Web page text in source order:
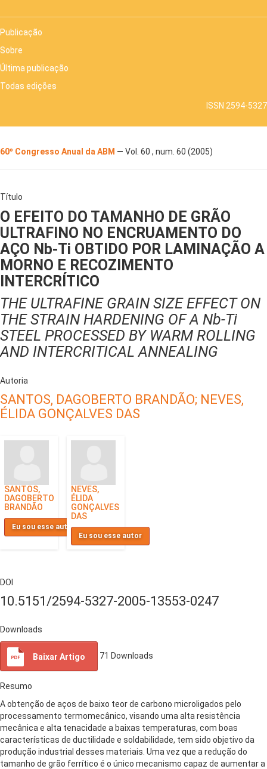
Publicação
Sobre
Última publicação
Todas edições
ISSN 2594-5327
60º Congresso Anual da ABM — Vol. 60 , num. 60 (2005)
Título
O EFEITO DO TAMANHO DE GRÃO
ULTRAFINO NO ENCRUAMENTO DO
AÇO Nb-Ti OBTIDO POR LAMINAÇÃO A
MORNO E RECOZIMENTO
INTERCRÍTICO
THE ULTRAFINE GRAIN SIZE EFFECT ON
THE STRAIN HARDENING OF A Nb-Ti
STEEL PROCESSED BY WARM ROLLING
AND INTERCRITICAL ANNEALING
Autoria
SANTOS, DAGOBERTO BRANDÃO; NEVES,
ÉLIDA GONÇALVES DAS
SANTOS,
DAGOBERTO
BRANDÃO
Eu sou esse autor
NEVES,
ÉLIDA
GONÇALVES
DAS
Eu sou esse autor
DOI
10.5151/2594-5327-2005-13553-0247
Downloads
Baixar Artigo 71 Downloads
Resumo
A obtenção de aços de baixo teor de carbono microligados pelo
processamento termomecânico, visando uma alta resistência
mecânica e alta tenacidade a baixas temperaturas, com boas
características de ductilidade e soldabilidade, tem sido objetivo da
produção industrial desses materiais. Uma vez que a redução do
tamanho de grão ferrítico é o único mecanismo capaz de aumentar a